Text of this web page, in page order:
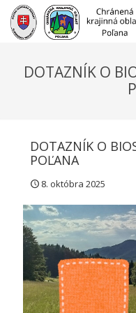
Prejsť
obsah
DOTAZNÍK O
DOTAZNÍK O
POĽANA
8. októbra 2025